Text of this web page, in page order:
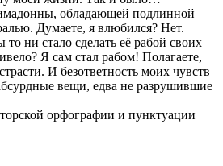
обладающей подлинной
Думаете, я влюбился? Нет.
ни стало сделать её рабой своих
Я сам стал рабом! Полагаете,
И безответность моих чувств
вещи, едва не разрушившие
орфографии и пунктуации